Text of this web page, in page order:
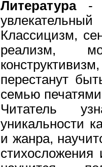
Литература -
Классицизм,
реализм,
перестанут
семью
Читатель
уникальности
и жанра,
стихосложения